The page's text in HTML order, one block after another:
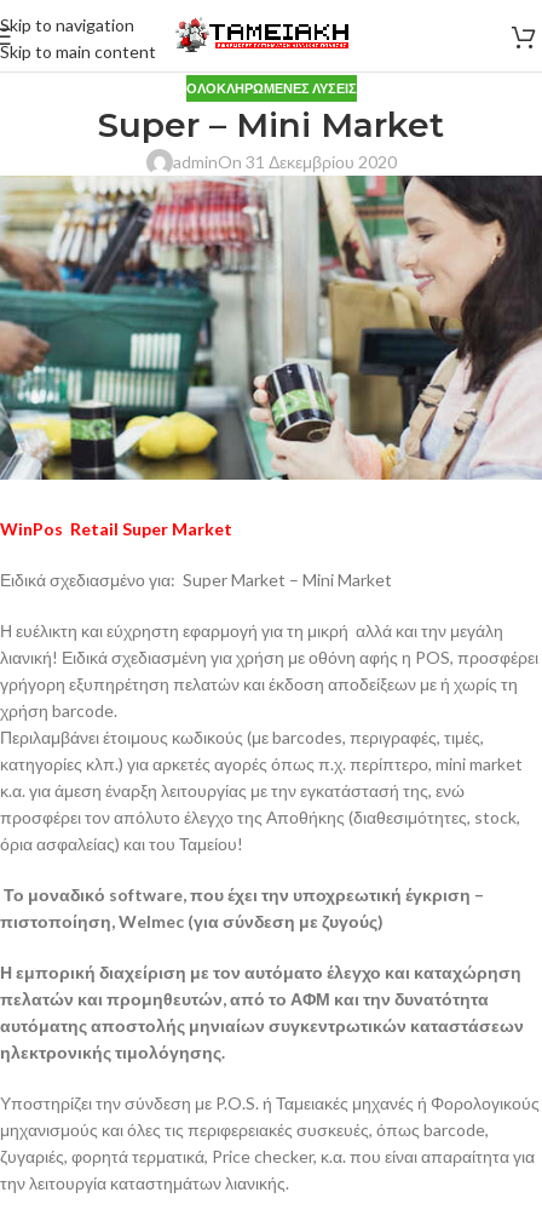
Skip to navigation
Skip to main content
ΟΛΟΚΛΗΡΩΜΈΝΕΣ ΛΎΣΕΙΣ
Super – Mini Market
adminOn 31 Δεκεμβρίου 2020
WinPos Retail Super Market
Ειδικά σχεδιασμένο για: Super Market – Mini Market
Η ευέλικτη και εύχρηστη εφαρμογή για τη μικρή αλλά και την μεγάλη
λιανική! Ειδικά σχεδιασμένη για χρήση με οθόνη αφής η POS, προσφέρει
γρήγορη εξυπηρέτηση πελατών και έκδοση αποδείξεων με ή χωρίς τη
χρήση barcode.
Περιλαμβάνει έτοιμους κωδικούς (με barcodes, περιγραφές, τιμές,
κατηγορίες κλπ.) για αρκετές αγορές όπως π.χ. περίπτερο, mini market
κ.α. για άμεση έναρξη λειτουργίας με την εγκατάστασή της, ενώ
προσφέρει τον απόλυτο έλεγχο της Αποθήκης (διαθεσιμότητες, stock,
όρια ασφαλείας) και του Ταμείου!
Το μοναδικό software, που έχει την υποχρεωτική έγκριση –
πιστοποίηση, Welmec (για σύνδεση με ζυγούς)
Η εμπορική διαχείριση με τον αυτόματο έλεγχο και καταχώρηση
πελατών και προμηθευτών, από το ΑΦΜ και την δυνατότητα
αυτόματης αποστολής μηνιαίων συγκεντρωτικών καταστάσεων
ηλεκτρονικής τιμολόγησης.
Υποστηρίζει την σύνδεση με P.O.S. ή Ταμειακές μηχανές ή Φορολογικούς
μηχανισμούς και όλες τις περιφερειακές συσκευές, όπως barcode,
ζυγαριές, φορητά τερματικά, Price checker, κ.α. που είναι απαραίτητα για
την λειτουργία καταστημάτων λιανικής.